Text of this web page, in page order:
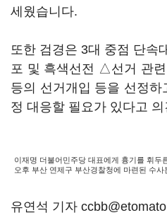
세웠습니다.
또한 검경은 3대 중점 단
포 및 흑색선전 △선거 관
등의 선거개입 등을 선정
정 대응할 필요가 있다고
이재명 더불어민주당 대표에게 흉기를 휘두
오후 부산 연제구 부산경찰청에 마련된 수
유연석 기자